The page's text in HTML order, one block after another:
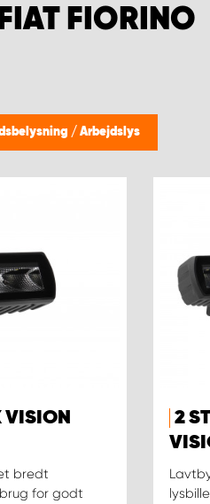
FIORINO
/ Arbejdslys
VISION
bredt
for godt
2